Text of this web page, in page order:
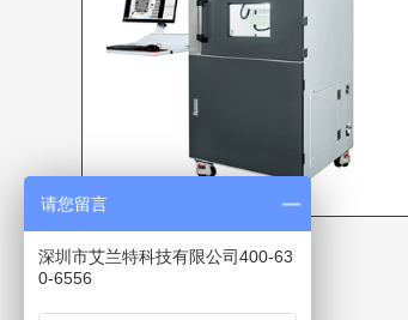
电子制造x-ray
请您留言
深圳市艾兰特科技有限公司400-63
0-6556